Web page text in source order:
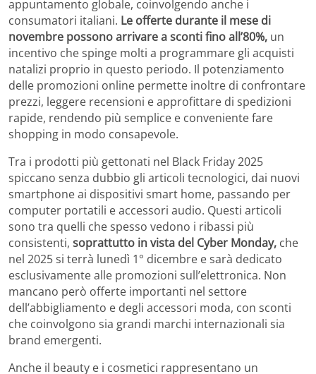
appuntamento globale, coinvolgendo anche i
consumatori italiani. Le offerte durante il mese di
novembre possono arrivare a sconti fino all’80%, un
incentivo che spinge molti a programmare gli acquisti
natalizi proprio in questo periodo. Il potenziamento
delle promozioni online permette inoltre di confrontare
prezzi, leggere recensioni e approfittare di spedizioni
rapide, rendendo più semplice e conveniente fare
shopping in modo consapevole.
Tra i prodotti più gettonati nel Black Friday 2025
spiccano senza dubbio gli articoli tecnologici, dai nuovi
smartphone ai dispositivi smart home, passando per
computer portatili e accessori audio. Questi articoli
sono tra quelli che spesso vedono i ribassi più
consistenti, soprattutto in vista del Cyber Monday, che
nel 2025 si terrà lunedì 1° dicembre e sarà dedicato
esclusivamente alle promozioni sull’elettronica. Non
mancano però offerte importanti nel settore
dell’abbigliamento e degli accessori moda, con sconti
che coinvolgono sia grandi marchi internazionali sia
brand emergenti.
Anche il beauty e i cosmetici rappresentano un